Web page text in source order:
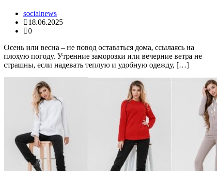
socialnews
18.06.2025
0
Осень или весна – не повод оставаться дома, ссылаясь на
плохую погоду. Утренние заморозки или вечерние ветра не
страшны, если надевать теплую и удобную одежду, […]